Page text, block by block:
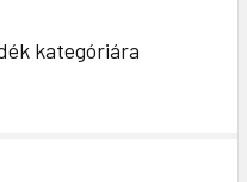
kategóriára